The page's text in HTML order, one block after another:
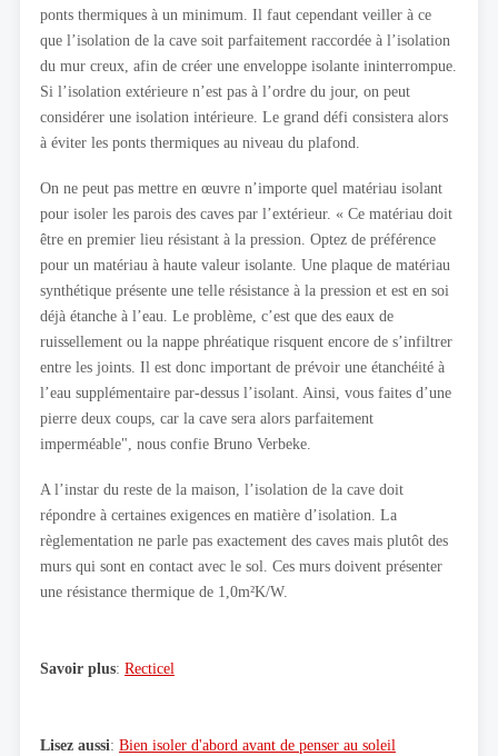
ponts thermiques à un minimum. Il faut cependant veiller à ce
que l’isolation de la cave soit parfaitement raccordée à l’isolation
du mur creux, afin de créer une enveloppe isolante ininterrompue.
Si l’isolation extérieure n’est pas à l’ordre du jour, on peut
considérer une isolation intérieure. Le grand défi consistera alors
à éviter les ponts thermiques au niveau du plafond.
On ne peut pas mettre en œuvre n’importe quel matériau isolant
pour isoler les parois des caves par l’extérieur. « Ce matériau doit
être en premier lieu résistant à la pression. Optez de préférence
pour un matériau à haute valeur isolante. Une plaque de matériau
synthétique présente une telle résistance à la pression et est en soi
déjà étanche à l’eau. Le problème, c’est que des eaux de
ruissellement ou la nappe phréatique risquent encore de s’infiltrer
entre les joints. Il est donc important de prévoir une étanchéité à
l’eau supplémentaire par-dessus l’isolant. Ainsi, vous faites d’une
pierre deux coups, car la cave sera alors parfaitement
imperméable", nous confie Bruno Verbeke.
A l’instar du reste de la maison, l’isolation de la cave doit
répondre à certaines exigences en matière d’isolation. La
règlementation ne parle pas exactement des caves mais plutôt des
murs qui sont en contact avec le sol. Ces murs doivent présenter
une résistance thermique de 1,0m²K/W.
Savoir plus: Recticel
Lisez aussi: Bien isoler d'abord avant de penser au soleil